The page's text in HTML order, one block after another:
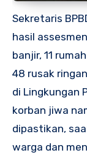
Sekretaris
hasil
banjir, 11
48 rusak
di Lingkungan
korban jiwa
dipastikan,
warga dan